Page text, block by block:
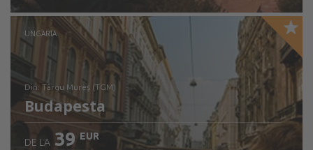
UNGARIA
din: Târgu Mureș (TGM)
Budapesta
DE LA 39 EUR